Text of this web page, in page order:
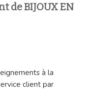
de BIJOUX EN
à la
client par